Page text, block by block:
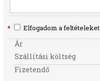
* Elfogadom a feltételeket
Ár
Szállítási költség
Fizetendő